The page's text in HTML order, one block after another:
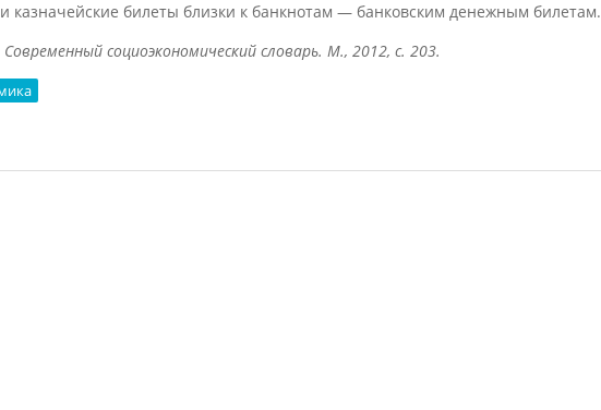
казначейские билеты близки к банкнотам — банковским денежным билетам.
Современный социоэкономический словарь. М., 2012, с. 203.